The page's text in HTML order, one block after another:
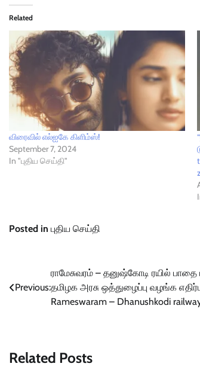
Related
விரைவில் எல்ஐகே கிளிம்ஸ்!
September 7, 2024
In "புதிய செய்தி"
Posted in புதிய செய்தி
navigation
Previous:
ராமேசுவரம் – தனுஷ்கோடி ரயில்
தமிழக அரசு ஒத்துழைப்பு வழங்க
Rameswaram – Dhanushkodi
Related Posts